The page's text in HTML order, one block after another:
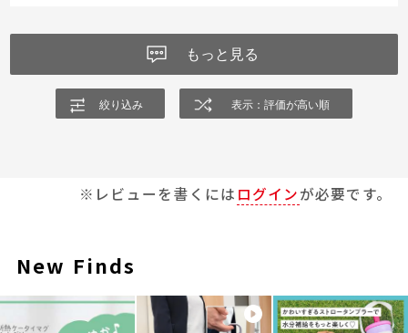
もっと見る
絞り込み 表示：評価が高い順
※レビューを書くには ログインが必要です。
New Finds